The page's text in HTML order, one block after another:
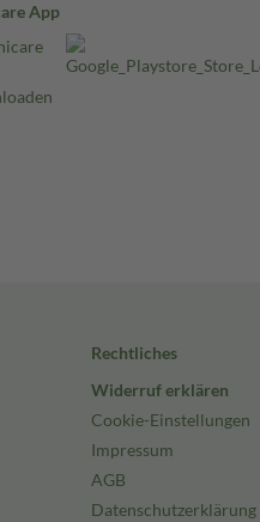
App
Rechtliches
Widerruf erklären
Cookie-Einstellungen
Impressum
AGB
Datenschutzerklärung